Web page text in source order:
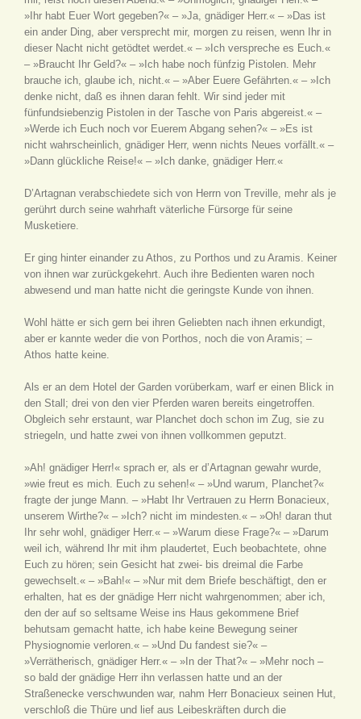
»Ihr habt Euer Wort gegeben?« – »Ja, gnädiger Herr.« – »Das ist
ein ander Ding, aber versprecht mir, morgen zu reisen, wenn Ihr in
dieser Nacht nicht getödtet werdet.« – »Ich verspreche es Euch.«
– »Braucht Ihr Geld?« – »Ich habe noch fünfzig Pistolen. Mehr
brauche ich, glaube ich, nicht.« – »Aber Euere Gefährten.« – »Ich
denke nicht, daß es ihnen daran fehlt. Wir sind jeder mit
fünfundsiebenzig Pistolen in der Tasche von Paris abgereist.« –
»Werde ich Euch noch vor Euerem Abgang sehen?« – »Es ist
nicht wahrscheinlich, gnädiger Herr, wenn nichts Neues vorfällt.« –
»Dann glückliche Reise!« – »Ich danke, gnädiger Herr.«
D’Artagnan verabschiedete sich von Herrn von Treville, mehr als je
gerührt durch seine wahrhaft väterliche Fürsorge für seine
Musketiere.
Er ging hinter einander zu Athos, zu Porthos und zu Aramis. Keiner
von ihnen war zurückgekehrt. Auch ihre Bedienten waren noch
abwesend und man hatte nicht die geringste Kunde von ihnen.
Wohl hätte er sich gern bei ihren Geliebten nach ihnen erkundigt,
aber er kannte weder die von Porthos, noch die von Aramis; –
Athos hatte keine.
Als er an dem Hotel der Garden vorüberkam, warf er einen Blick in
den Stall; drei von den vier Pferden waren bereits eingetroffen.
Obgleich sehr erstaunt, war Planchet doch schon im Zug, sie zu
striegeln, und hatte zwei von ihnen vollkommen geputzt.
»Ah! gnädiger Herr!« sprach er, als er d’Artagnan gewahr wurde,
»wie freut es mich. Euch zu sehen!« – »Und warum, Planchet?«
fragte der junge Mann. – »Habt Ihr Vertrauen zu Herrn Bonacieux,
unserem Wirthe?« – »Ich? nicht im mindesten.« – »Oh! daran thut
Ihr sehr wohl, gnädiger Herr.« – »Warum diese Frage?« – »Darum
weil ich, während Ihr mit ihm plaudertet, Euch beobachtete, ohne
Euch zu hören; sein Gesicht hat zwei- bis dreimal die Farbe
gewechselt.« – »Bah!« – »Nur mit dem Briefe beschäftigt, den er
erhalten, hat es der gnädige Herr nicht wahrgenommen; aber ich,
den der auf so seltsame Weise ins Haus gekommene Brief
behutsam gemacht hatte, ich habe keine Bewegung seiner
Physiognomie verloren.« – »Und Du fandest sie?« –
»Verrätherisch, gnädiger Herr.« – »In der That?« – »Mehr noch –
so bald der gnädige Herr ihn verlassen hatte und an der
Straßenecke verschwunden war, nahm Herr Bonacieux seinen Hut,
verschloß die Thüre und lief aus Leibeskräften durch die